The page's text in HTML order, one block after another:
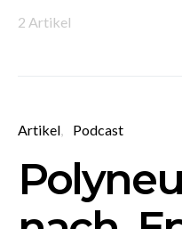
2 Artikel
Artikel Podcast